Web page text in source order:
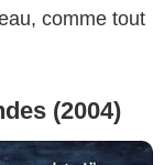
comme tout
(2004)